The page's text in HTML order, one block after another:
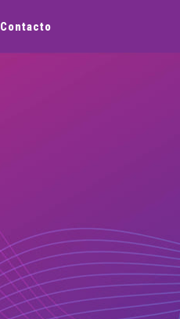
Contacto